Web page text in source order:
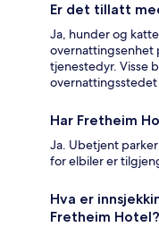
Er det tillatt
Ja, hunder og
overnattingsenhet
tjenestedyr. Visse
Har Fretheim
Ja. Ubetjent
for elbiler er
Hva er
Fretheim Hotel?